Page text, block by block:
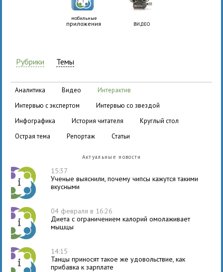
мобильные
приложения ВИДЕО
Рубрики Темы
аналитика видео
интерактив
интервью с экспертом
интервью со звездой
инфографика
история читателя
круглый стол
острая тема
репортаж статьи
Актуальные новости
15:37
Ученые выяснили, почему чипсы кажутся такими
вкусными
04 февраля в 16:26
Диета с ограничением калорий омолаживает
мышцы
14:15
Танцы приносят такое же удовольствие, как
прибавка к зарплате